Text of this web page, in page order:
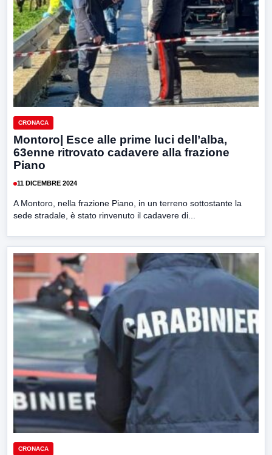
CRONACA
Montoro| Esce alle prime luci dell’alba,
63enne ritrovato cadavere alla frazione
Piano
11 DICEMBRE 2024
A Montoro, nella frazione Piano, in un terreno sottostante la
sede stradale, è stato rinvenuto il cadavere di...
CRONACA